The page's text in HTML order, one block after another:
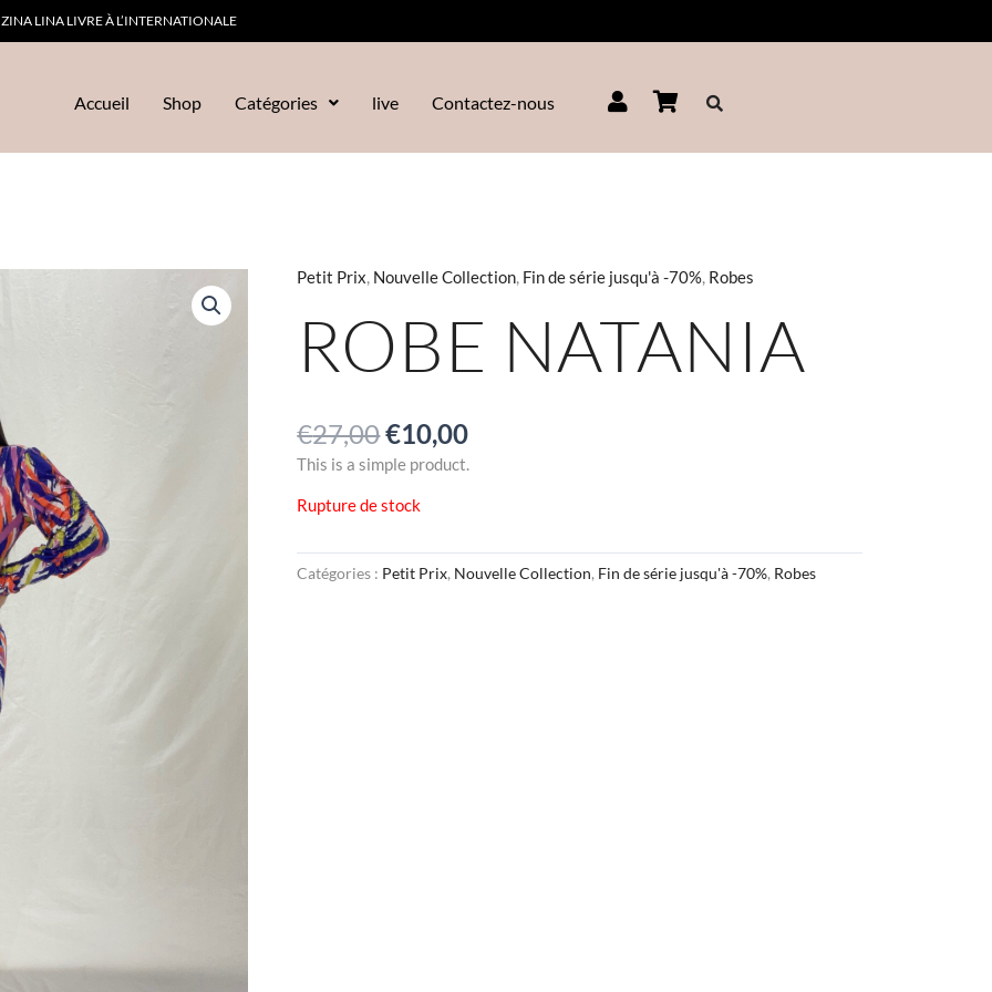
ZINA LINA LIVRE À L’INTERNATIONALE
Accueil Shop Catégories live Contactez-nous
Petit Prix, Nouvelle Collection, Fin de série jusqu'à -70%, Robes
ROBE NATANIA
€27,00
Le
initial
était :
€27,00.
€10,00
Le
actuel
est :
€10,00.
This is a simple product.
Rupture de stock
Catégories : Petit Prix, Nouvelle Collection, Fin de série jusqu'à -70%, Robes